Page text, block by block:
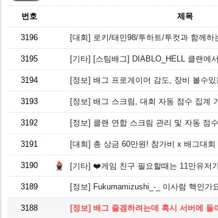
번호 제목
3196 [대회] 로키/태민98/투하트/투컷과 함께하는 [2026 이스포
3195 [기타] [스팀배그] DIABLO_HELL 클랜에서 함께 즐겁게 게임할
3194 [정보] 배그 프로게이머 감도, 장비 볼수있
3193 [정보] 배그 스크림, 대회 자동 점수 집계 기능이 필요한 연
3192 [정보] 클랜 연합 스크림 관리 및 자동 점수집계 가능
3191 [대회] 총 상금 60만원! 참가비 x 배그대회 참가
3190 [기타] ❤️게임 친구 필요할때는 11만유저
3189 [정보] Fukumamizushi_-_ 이사람 핵인가
3188 [정보] 배그 즐겜하려는데 혹시 서버에 들